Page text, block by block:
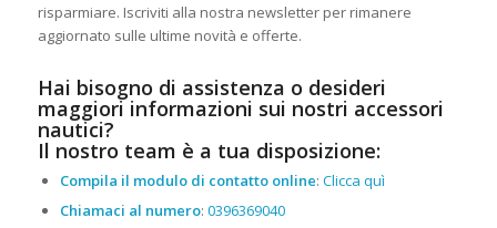
risparmiare. Iscriviti alla nostra newsletter per rimanere
aggiornato sulle ultime novità e offerte.
Hai bisogno di assistenza o desideri
maggiori informazioni sui nostri accessori
nautici?
Il nostro team è a tua disposizione:
Compila il modulo di contatto online: Clicca quì
Chiamaci al numero: 0396369040